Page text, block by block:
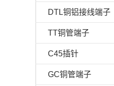
DTL铜铝接线端子
TT铜管端子
C45插针
GC铜管端子